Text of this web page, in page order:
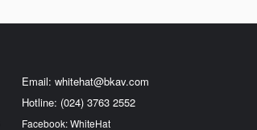
Email: whitehat@bkav.com
Hotline: (024) 3763 2552
Facebook: WhiteHat